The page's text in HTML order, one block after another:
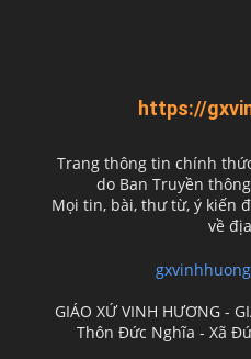
https://
Trang thông tin chính
do Ban Truyền
Mọi tin, bài, thư từ, ý kiến
về
GIÁO XỨ VINH HƯƠNG -
Thôn Đức Nghĩa - Xã